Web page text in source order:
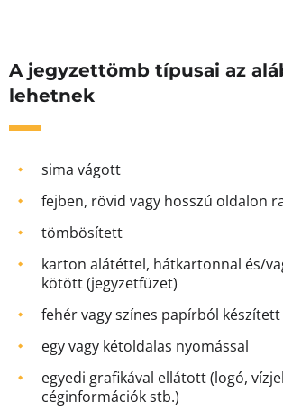
A jegyzettömb típusai az
lehetnek
sima vágott
fejben, rövid vagy hosszú oldalon
tömbösített
karton alátéttel, hátkartonnal és/
kötött (jegyzetfüzet)
fehér vagy színes papírból készített
egy vagy kétoldalas nyomással
egyedi grafikával ellátott (logó,
céginformációk stb.)